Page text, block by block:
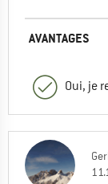
AVANTAGES
Oui, je